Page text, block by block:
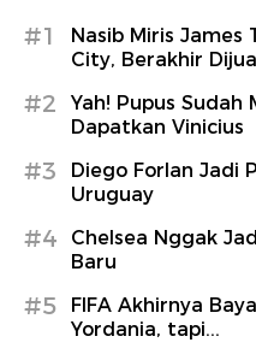
#1
Nasib Miris James
City, Berakhir
#2
Yah! Pupus Sudah
Dapatkan Vinicius
#3
Diego Forlan Jadi
Uruguay
#4
Chelsea Nggak
Baru
#5
FIFA Akhirnya
Yordania, tapi...